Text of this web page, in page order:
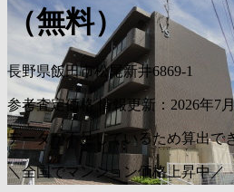
（無料）
長野県飯田市松尾新井6869-1
参考査定価格 情報更新：2026年7
データが不足しているため算出で
＼全国でマンション価格上昇中／